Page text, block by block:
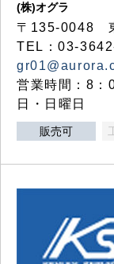
(株)オグラ
〒135-0048
TEL：03-
営業時間：8：
日・日曜日
販売可